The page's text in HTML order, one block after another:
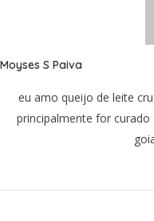
Moyses S Paiva
eu amo queijo de leite
principalmente for